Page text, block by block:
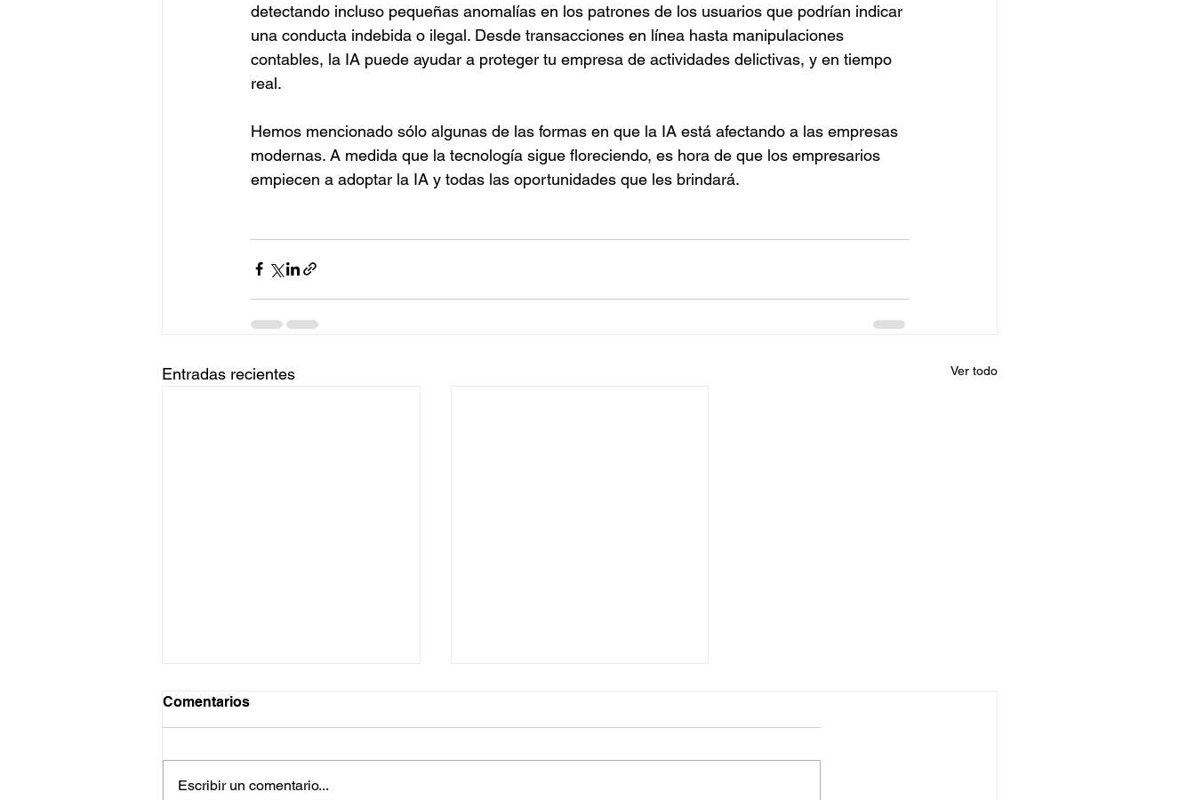
detectando incluso pequeñas anomalías en los patrones de los usuarios que podrían indicar
una conducta indebida o ilegal. Desde transacciones en línea hasta manipulaciones
contables, la IA puede ayudar a proteger tu empresa de actividades delictivas, y en tiempo
real.
Hemos mencionado sólo algunas de las formas en que la IA está afectando a las empresas
modernas. A medida que la tecnología sigue floreciendo, es hora de que los empresarios
empiecen a adoptar la IA y todas las oportunidades que les brindará.
Entradas recientes Ver todo
Comentarios
Escribir un comentario...